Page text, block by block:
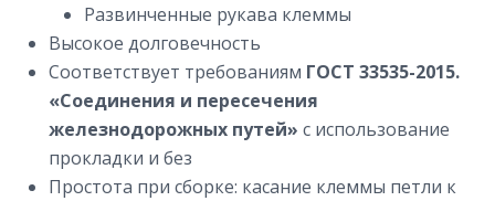
Развинченные рукава клеммы
Высокое долговечность
Соответствует требованиям ГОСТ 33535-2015.
«Соединения и пересечения
железнодорожных путей» с использование
прокладки и без
Простота при сборке: касание клеммы петли к